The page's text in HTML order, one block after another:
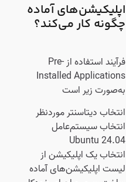
اپلیکیشن‌های آماده
چگونه کار می‌کند؟
فرآیند استفاده از Pre-
Installed Applications
به‌صورت زیر است
انتخاب دیتاسنتر موردنظر
انتخاب سیستم‌عامل
Ubuntu 24.04
انتخاب یک اپلیکیشن از
لیست اپلیکیشن‌های آماده